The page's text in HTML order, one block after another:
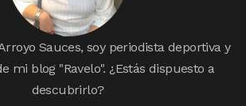
Sauces, soy periodista deportiva y
mi blog "Ravelo". ¿Estás dispuesto a
descubrirlo?